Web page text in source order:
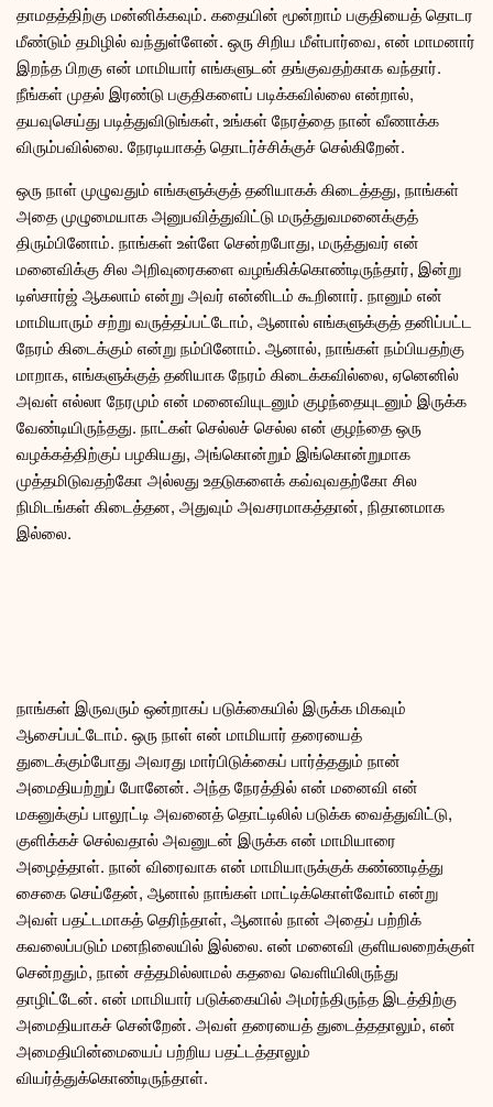
தாமதத்திற்கு மன்னிக்கவும். கதையின் மூன்றாம் பகுதியைத் தொடர
மீண்டும் தமிழில் வந்துள்ளேன். ஒரு சிறிய மீள்பார்வை, என் மாமனார்
இறந்த பிறகு என் மாமியார் எங்களுடன் தங்குவதற்காக வந்தார்.
நீங்கள் முதல் இரண்டு பகுதிகளைப் படிக்கவில்லை என்றால்,
தயவுசெய்து படித்துவிடுங்கள், உங்கள் நேரத்தை நான் வீணாக்க
விரும்பவில்லை. நேரடியாகத் தொடர்ச்சிக்குச் செல்கிறேன்.
ஒரு நாள் முழுவதும் எங்களுக்குத் தனியாகக் கிடைத்தது, நாங்கள்
அதை முழுமையாக அனுபவித்துவிட்டு மருத்துவமனைக்குத்
திரும்பினோம். நாங்கள் உள்ளே சென்றபோது, மருத்துவர் என்
மனைவிக்கு சில அறிவுரைகளை வழங்கிக்கொண்டிருந்தார், இன்று
டிஸ்சார்ஜ் ஆகலாம் என்று அவர் என்னிடம் கூறினார். நானும் என்
மாமியாரும் சற்று வருத்தப்பட்டோம், ஆனால் எங்களுக்குத் தனிப்பட்ட
நேரம் கிடைக்கும் என்று நம்பினோம். ஆனால், நாங்கள் நம்பியதற்கு
மாறாக, எங்களுக்குத் தனியாக நேரம் கிடைக்கவில்லை, ஏனெனில்
அவள் எல்லா நேரமும் என் மனைவியுடனும் குழந்தையுடனும் இருக்க
வேண்டியிருந்தது. நாட்கள் செல்லச் செல்ல என் குழந்தை ஒரு
வழக்கத்திற்குப் பழகியது, அங்கொன்றும் இங்கொன்றுமாக
முத்தமிடுவதற்கோ அல்லது உதடுகளைக் கவ்வுவதற்கோ சில
நிமிடங்கள் கிடைத்தன, அதுவும் அவசரமாகத்தான், நிதானமாக
இல்லை.
நாங்கள் இருவரும் ஒன்றாகப் படுக்கையில் இருக்க மிகவும்
ஆசைப்பட்டோம். ஒரு நாள் என் மாமியார் தரையைத்
துடைக்கும்போது அவரது மார்பிடுக்கைப் பார்த்ததும் நான்
அமைதியற்றுப் போனேன். அந்த நேரத்தில் என் மனைவி என்
மகனுக்குப் பாலூட்டி அவனைத் தொட்டிலில் படுக்க வைத்துவிட்டு,
குளிக்கச் செல்வதால் அவனுடன் இருக்க என் மாமியாரை
அழைத்தாள். நான் விரைவாக என் மாமியாருக்குக் கண்ணடித்து
சைகை செய்தேன், ஆனால் நாங்கள் மாட்டிக்கொள்வோம் என்று
அவள் பதட்டமாகத் தெரிந்தாள், ஆனால் நான் அதைப் பற்றிக்
கவலைப்படும் மனநிலையில் இல்லை. என் மனைவி குளியலறைக்குள்
சென்றதும், நான் சத்தமில்லாமல் கதவை வெளியிலிருந்து
தாழிட்டேன். என் மாமியார் படுக்கையில் அமர்ந்திருந்த இடத்திற்கு
அமைதியாகச் சென்றேன். அவள் தரையைத் துடைத்ததாலும், என்
அமைதியின்மையைப் பற்றிய பதட்டத்தாலும்
வியர்த்துக்கொண்டிருந்தாள்.